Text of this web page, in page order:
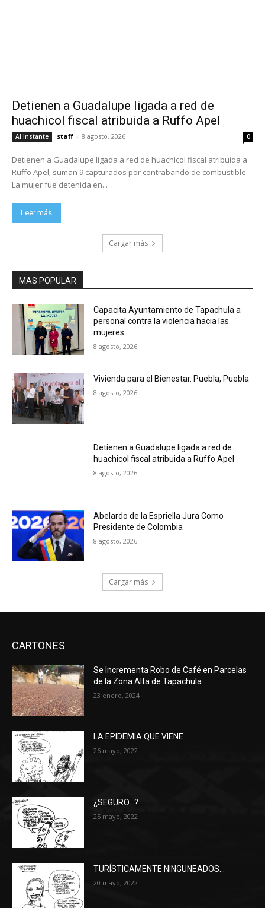
Detienen a Guadalupe ligada a red de
huachicol fiscal atribuida a Ruffo Apel
Al Instante staff - 8 agosto, 2026 0
Detienen a Guadalupe ligada a red de huachicol fiscal atribuida a
Ruffo Apel; suman 9 capturados por contrabando de combustible
La mujer fue detenida en...
Leer más
Cargar más
MAS POPULAR
Capacita Ayuntamiento de Tapachula a
personal contra la violencia hacia las
mujeres.
8 agosto, 2026
Vivienda para el Bienestar. Puebla, Puebla
8 agosto, 2026
Detienen a Guadalupe ligada a red de
huachicol fiscal atribuida a Ruffo Apel
8 agosto, 2026
Abelardo de la Espriella Jura Como
Presidente de Colombia
8 agosto, 2026
Cargar más
CARTONES
Se Incrementa Robo de Café en Parcelas
de la Zona Alta de Tapachula
23 enero, 2024
LA EPIDEMIA QUE VIENE
26 mayo, 2022
¿SEGURO…?
25 mayo, 2022
TURÍSTICAMENTE NINGUNEADOS…
20 mayo, 2022